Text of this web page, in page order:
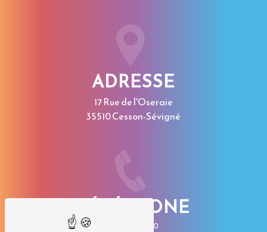
ADRESSE
17 Rue de l'Oseraie
35510 Cesson-Sévigné
TÉLÉPHONE
02 23 35 50 50